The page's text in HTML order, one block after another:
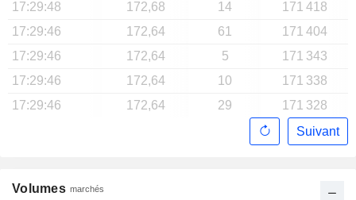
Volumes marchés
17:29:48
172,68 14
171 418
17:29:46
172,64 61
171 404
17:29:46
172,64 5
171 343
17:29:46
172,64 10
171 338
17:29:46
172,64 29
171 328
Suivant